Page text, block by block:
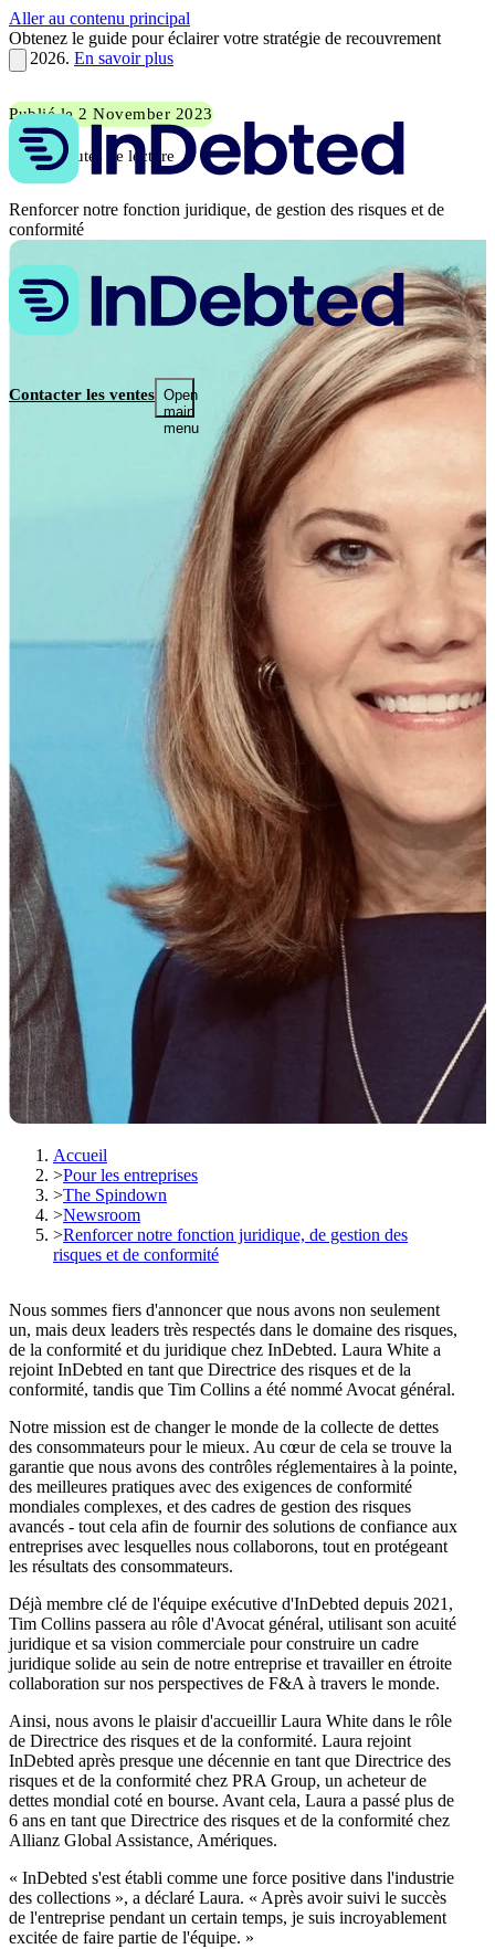
Aller au contenu principal
Obtenez le guide pour éclairer votre stratégie de recouvrement
en 2026. En savoir plus
Contacter les ventes Open
main
menu
Publié le 2 November 2023
2 minutes de lecture
Renforcer notre fonction juridique, de gestion des risques et de
conformité
Accueil
>Pour les entreprises
>The Spindown
>Newsroom
>Renforcer notre fonction juridique, de gestion des
risques et de conformité
Nous sommes fiers d'annoncer que nous avons non seulement
un, mais deux leaders très respectés dans le domaine des risques,
de la conformité et du juridique chez InDebted. Laura White a
rejoint InDebted en tant que Directrice des risques et de la
conformité, tandis que Tim Collins a été nommé Avocat général.
Notre mission est de changer le monde de la collecte de dettes
des consommateurs pour le mieux. Au cœur de cela se trouve la
garantie que nous avons des contrôles réglementaires à la pointe,
des meilleures pratiques avec des exigences de conformité
mondiales complexes, et des cadres de gestion des risques
avancés - tout cela afin de fournir des solutions de confiance aux
entreprises avec lesquelles nous collaborons, tout en protégeant
les résultats des consommateurs.
Déjà membre clé de l'équipe exécutive d'InDebted depuis 2021,
Tim Collins passera au rôle d'Avocat général, utilisant son acuité
juridique et sa vision commerciale pour construire un cadre
juridique solide au sein de notre entreprise et travailler en étroite
collaboration sur nos perspectives de F&A à travers le monde.
Ainsi, nous avons le plaisir d'accueillir Laura White dans le rôle
de Directrice des risques et de la conformité. Laura rejoint
InDebted après presque une décennie en tant que Directrice des
risques et de la conformité chez PRA Group, un acheteur de
dettes mondial coté en bourse. Avant cela, Laura a passé plus de
6 ans en tant que Directrice des risques et de la conformité chez
Allianz Global Assistance, Amériques.
« InDebted s'est établi comme une force positive dans l'industrie
des collections », a déclaré Laura. « Après avoir suivi le succès
de l'entreprise pendant un certain temps, je suis incroyablement
excitée de faire partie de l'équipe. »